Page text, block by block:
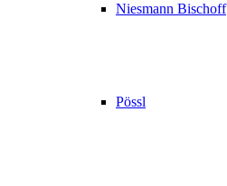
Niesmann Bischoff
Pössl